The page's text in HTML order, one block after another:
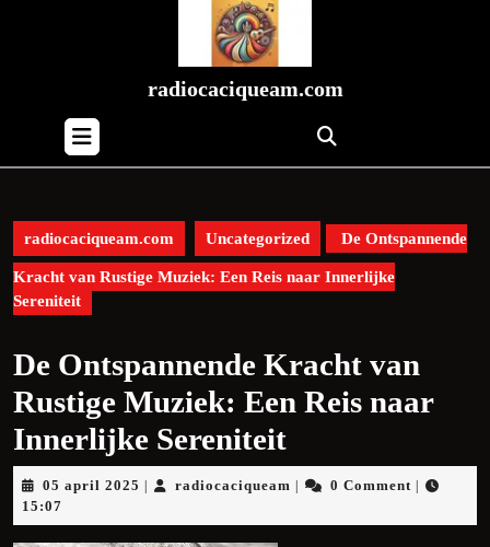
radiocaciqueam.com
Button
radiocaciqueam.com Uncategorized De Ontspannende
Kracht van Rustige Muziek: Een Reis naar Innerlijke
Sereniteit
De Ontspannende Kracht van
Rustige Muziek: Een Reis naar
Innerlijke Sereniteit
05 april 2025 05
2025
radiocaciqueam radiocaciqueam
0 Comment
15:07